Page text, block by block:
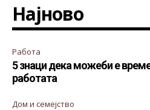
Најново
Работа
5 знаци дека можеби е
работата
Дом и семејство